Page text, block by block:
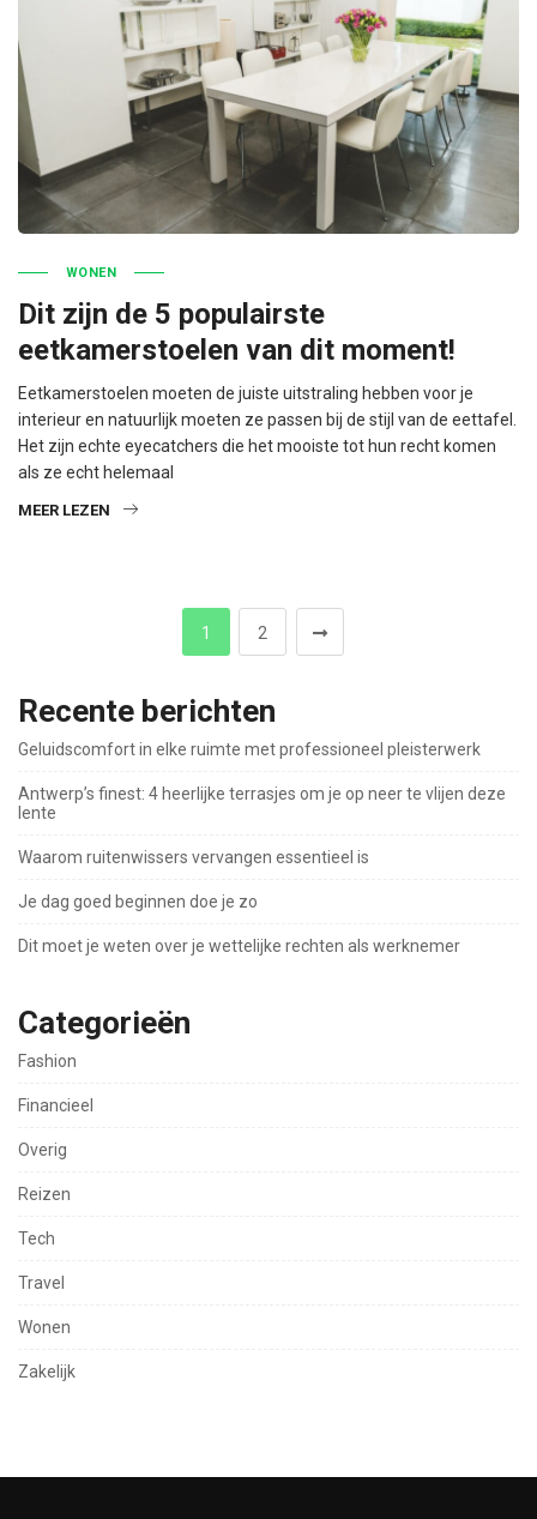
WONEN
Dit zijn de 5 populairste
eetkamerstoelen van dit moment!
Eetkamerstoelen moeten de juiste uitstraling hebben voor je
interieur en natuurlijk moeten ze passen bij de stijl van de eettafel.
Het zijn echte eyecatchers die het mooiste tot hun recht komen
als ze echt helemaal
MEER LEZEN
1 2
Recente berichten
Geluidscomfort in elke ruimte met professioneel pleisterwerk
Antwerp’s finest: 4 heerlijke terrasjes om je op neer te vlijen deze
lente
Waarom ruitenwissers vervangen essentieel is
Je dag goed beginnen doe je zo
Dit moet je weten over je wettelijke rechten als werknemer
Categorieën
Fashion
Financieel
Overig
Reizen
Tech
Travel
Wonen
Zakelijk